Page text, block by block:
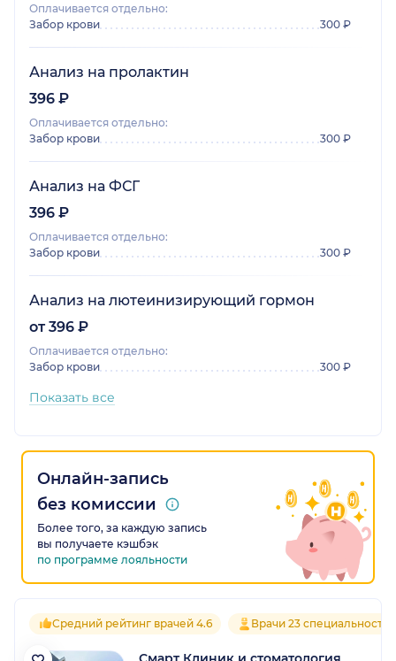
Оплачивается отдельно:
Забор крови
300 ₽
Анализ на пролактин
396 ₽
Оплачивается отдельно:
Забор крови
300 ₽
Анализ на ФСГ
396 ₽
Оплачивается отдельно:
Забор крови
300 ₽
Анализ на лютеинизирующий гормон
от 396 ₽
Оплачивается отдельно:
Забор крови
300 ₽
Показать все
Онлайн-запись
без комиссии
Более того, за каждую запись
вы получаете кэшбэк
по программе лояльности
Средний рейтинг врачей 4.6 Врачи 23 специальностей